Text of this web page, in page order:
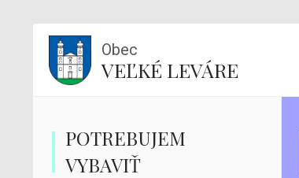
Obec
VEĽKÉ LEVÁRE
POTREBUJEM
VYBAVIŤ